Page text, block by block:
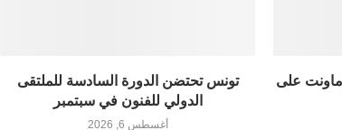
تونس تحتضن الدورة السادسة للملتقى
الدولي للفنون في سبتمبر
أغسطس 6, 2026
على